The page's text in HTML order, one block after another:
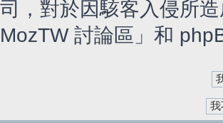
，對於因駭客入侵所
MozTW 討論區」和